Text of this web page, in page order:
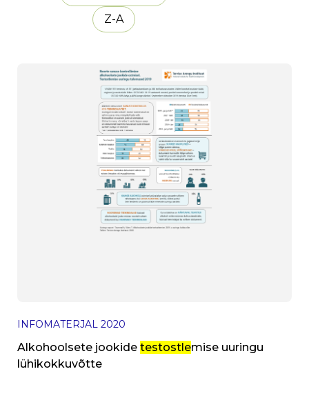
Z-A
INFOMATERJAL 2020
Alkohoolsete jookide testostlemise uuringu
lühikokkuvõtte